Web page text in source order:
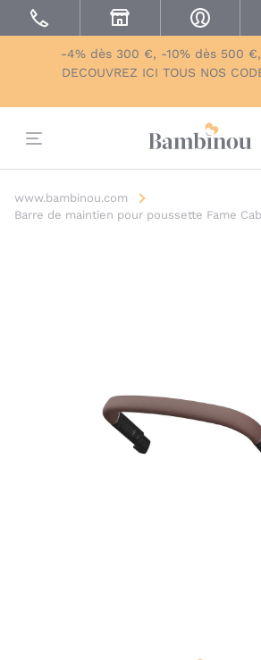
-4% dès 300 €, -10% dès 500
DECOUVREZ ICI TOUS NOS
www.bambinou.com
Barre de maintien pour poussette Fame